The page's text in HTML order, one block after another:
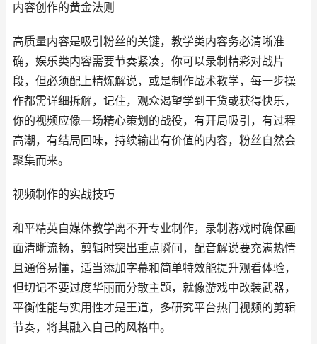
内容创作的黄金法则
高质量内容是吸引粉丝的关键，教学类内容务必清晰准
确，娱乐类内容需要节奏紧凑，你可以录制精彩对战片
段，但必须配上精炼解说，或是制作战术教学，每一步操
作都需详细拆解，记住，观众渴望学到干货或获得快乐，
你的视频应像一场精心策划的战役，有开局吸引，有过程
高潮，有结局回味，持续输出有价值的内容，粉丝自然会
聚集而来。
视频制作的实战技巧
和平精英自媒体教学离不开专业制作，录制游戏时确保画
面清晰流畅，剪辑时突出重点瞬间，配音解说要充满热情
且通俗易懂，适当添加字幕和简单特效能提升观看体验，
但切记不要过度华丽而分散主题，就像游戏中改装武器，
平衡性能与实用性才是王道，多研究平台热门视频的剪辑
节奏，将其融入自己的风格中。